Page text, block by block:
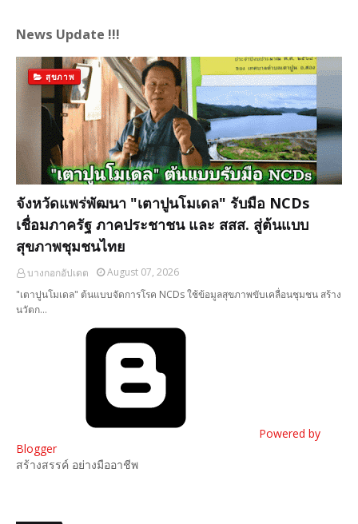
News Update !!!
สุขภาพ
จังหวัดแพร่พัฒนา "เตาปูนโมเดล" รับมือ NCDs
เชื่อมภาครัฐ ภาคประชาชน และ สสส. สู่ต้นแบบ
สุขภาพชุมชนไทย
บางกอกอัปเดต
August 07, 2026
"เตาปูนโมเดล" ต้นแบบจัดการโรค NCDs ใช้ข้อมูลสุขภาพขับเคลื่อนชุมชน สร้าง
นวัตก…
Powered by
Blogger
สร้างสรรค์ อย่างมืออาชีพ